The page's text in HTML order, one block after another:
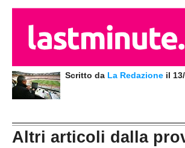
Scritto da La Redazione il
Altri articoli dalla